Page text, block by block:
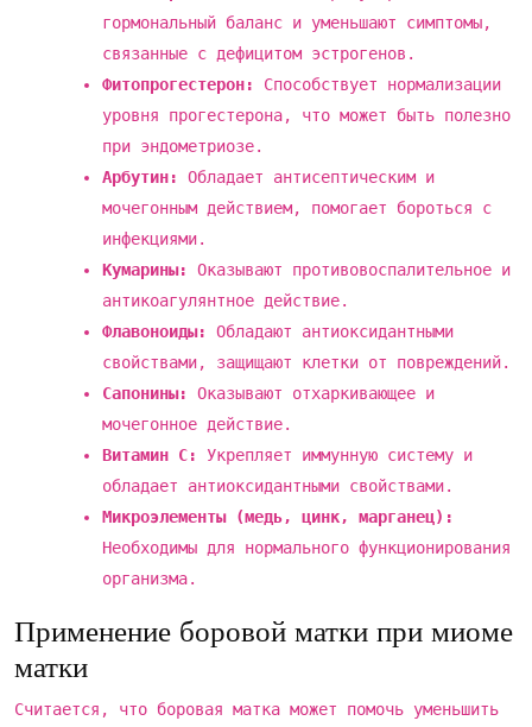
гормональный баланс и уменьшают симптомы,
связанные с дефицитом эстрогенов.
Фитопрогестерон:
Способствует нормализации
уровня прогестерона, что может быть полезно
при эндометриозе.
Арбутин:
Обладает антисептическим и
мочегонным действием, помогает бороться с
инфекциями.
Кумарины:
Оказывают противовоспалительное и
антикоагулянтное действие.
Флавоноиды:
Обладают антиоксидантными
свойствами, защищают клетки от повреждений.
Сапонины:
Оказывают отхаркивающее и
мочегонное действие.
Витамин C:
Укрепляет иммунную систему и
обладает антиоксидантными свойствами.
Микроэлементы (медь, цинк, марганец):
Необходимы для нормального функционирования
организма.
Применение боровой матки при миоме
матки
Считается, что боровая матка может помочь уменьшить